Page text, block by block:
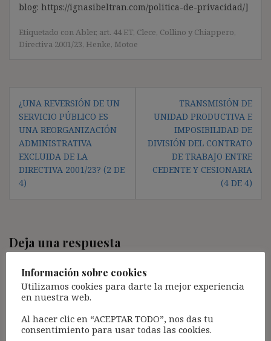
blog: https://ignasibeltran.com/politica-de-privacidad/]
Etiquetado con Abler, art. 44 ET, Clece, Collino y Chiappero,
Directiva 2001/23, Henke, Motoe
Navegación
de
entradas
¿UNA REVERSIÓN DE UN
SERVICIO PÚBLICO ES
UNA REORGANIZACIÓN
ADMINISTRATIVA
EXCLUIDA DE LA
DIRECTIVA 2001/23? (2 DE
4)
TRANSMISIÓN DE
UNIDAD PRODUCTIVA E
IMPOSIBILIDAD DE
DIVISIÓN DEL CONTRATO
DE TRABAJO ENTRE
CEDENTE Y CESIONARIA
(4 DE 4)
Deja una respuesta
campos obligatorios están marcados con
Comentario*
Información sobre cookies
Utilizamos cookies para darte la mejor experiencia
en nuestra web.
Al hacer clic en “ACEPTAR TODO”, nos das tu
consentimiento para usar todas las cookies.